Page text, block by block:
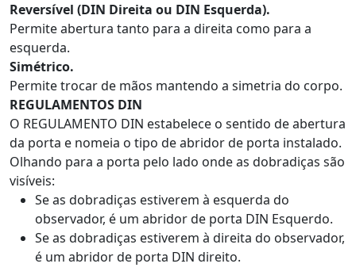
Reversível (DIN Direita ou DIN Esquerda).
Permite abertura tanto para a direita como para a
esquerda.
Simétrico.
Permite trocar de mãos mantendo a simetria do corpo.
REGULAMENTOS DIN
O REGULAMENTO DIN estabelece o sentido de abertura
da porta e nomeia o tipo de abridor de porta instalado.
Olhando para a porta pelo lado onde as dobradiças são
visíveis:
Se as dobradiças estiverem à esquerda do
observador, é um abridor de porta DIN Esquerdo.
Se as dobradiças estiverem à direita do observador,
é um abridor de porta DIN direito.